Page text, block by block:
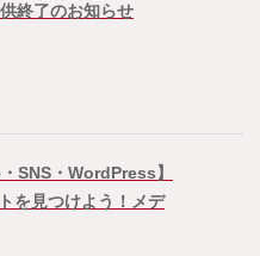
終了のお知らせ
SNS・WordPress】
を見つけよう！メデ